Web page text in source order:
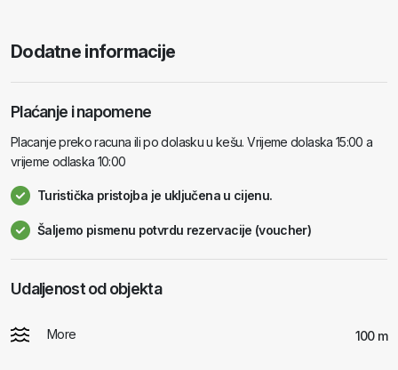
Dodatne informacije
Plaćanje i napomene
Placanje preko racuna ili po dolasku u kešu. Vrijeme dolaska 15:00 a
vrijeme odlaska 10:00
Turistička pristojba je uključena u cijenu.
Šaljemo pismenu potvrdu rezervacije (voucher)
Udaljenost od objekta
More 100 m